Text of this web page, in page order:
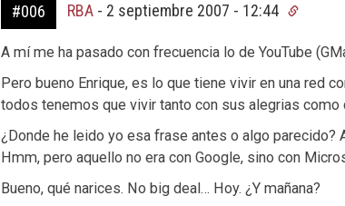
#006 RBA- 2 septiembre 2007 - 12:44
A mí me ha pasado con frecuencia lo de YouTube
Pero bueno Enrique, es lo que tiene vivir en una red
todos tenemos que vivir tanto con sus alegrias como
¿Donde he leido yo esa frase antes o algo parecido?
Hmm, pero aquello no era con Google, sino con
Bueno, qué narices. No big deal… Hoy. ¿Y mañana?